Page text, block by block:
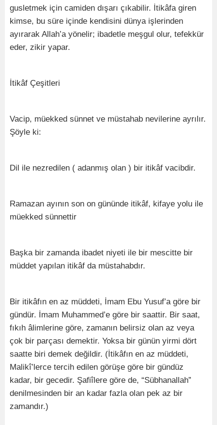
gusletmek için camiden dışarı çıkabilir. İtikâfa giren
kimse, bu süre içinde kendisini dünya işlerinden
ayırarak Allah’a yönelir; ibadetle meşgul olur, tefekkür
eder, zikir yapar.
İtikâf Çeşitleri
Vacip, müekked sünnet ve müstahab nevilerine ayrılır.
Şöyle ki:
Dil ile nezredilen ( adanmış olan ) bir itikâf vacibdir.
Ramazan ayının son on gününde itikâf, kifaye yolu ile
müekked sünnettir
Başka bir zamanda ibadet niyeti ile bir mescitte bir
müddet yapılan itikâf da müstahabdır.
Bir itikâfın en az müddeti, İmam Ebu Yusuf’a göre bir
gündür. İmam Muhammed’e göre bir saattir. Bir saat,
fıkıh âlimlerine göre, zamanın belirsiz olan az veya
çok bir parçası demektir. Yoksa bir günün yirmi dört
saatte biri demek değildir. (İtikâfın en az müddeti,
Malikî’lerce tercih edilen görüşe göre bir gündüz
kadar, bir gecedir. Şafiîlere göre de, “Sübhanallah”
denilmesinden bir an kadar fazla olan pek az bir
zamandır.)